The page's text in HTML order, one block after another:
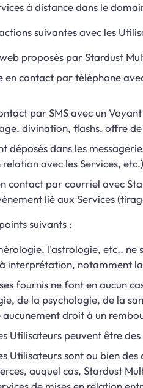
à distance dans le
suivantes avec les
proposés par Stardust
contact par téléphone
par SMS avec un
divination, flashs, offre
déposés dans les
avec les Services,
contact par courriel avec
lié aux Services
suivants :
l'astrologie, etc., ne
interprétation, notamment
fournis ne font en aucun
de la psychologie, de la
droit à un
Utilisateurs peuvent être
Utilisateurs sont ou bien
auquel cas, Stardust